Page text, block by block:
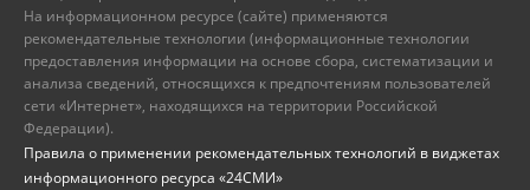
На информационном ресурсе (сайте) применяются
рекомендательные технологии (информационные технологии
предоставления информации на основе сбора, систематизации и
анализа сведений, относящихся к предпочтениям пользователей
сети «Интернет», находящихся на территории Российской
Федерации).
Правила о применении рекомендательных технологий в виджетах
информационного ресурса «24СМИ»